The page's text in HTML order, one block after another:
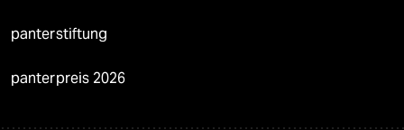
panterstiftung
panterpreis 2026